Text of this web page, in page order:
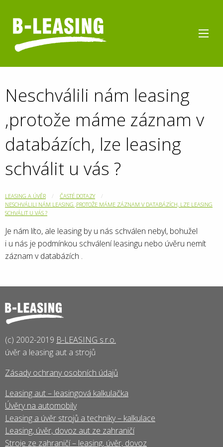
Neschválili nám leasing
,protože máme záznam v
databázích, lze leasing
schválit u vás ?
LEASING A ÚVĚR
ČASTÉ DOTAZY
NESCHVÁLILI NÁM LEASING ,PROTOŽE MÁME ZÁZNAM V DATABÁZÍCH, LZE LEASING
SCHVÁLIT U VÁS ?
Je nám líto, ale leasing by u nás schválen nebyl, bohužel
i u nás je podmínkou schválení leasingu nebo úvěru nemít
záznam v databázích .
(c) 2002-2019 B-LEASING s.r.o.
úvěr a leasing aut a strojů
Zásady ochrany osobních údajů
Leasing aut – leasingová kalkulačka
Úvěry na automobily
Leasing a úvěr strojů a techniky – kalkulace
Leasing, úvěr, dovoz aut ze zahraničí
Stroje ze zahraničí – leasing, úvěr, dovoz